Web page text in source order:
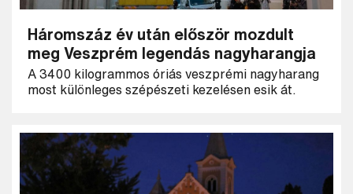
Háromszáz év után először mozdult
meg Veszprém legendás nagyharangja
A 3400 kilogrammos óriás veszprémi nagyharang
most különleges szépészeti kezelésen esik át.